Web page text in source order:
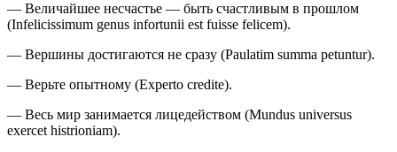
— Величайшее несчастье — быть счастливым в прошлом
(Infelicissimum genus infortunii est fuisse felicem).
— Вершины достигаются не сразу (Paulatim summa petuntur).
— Верьте опытному (Experto credite).
— Весь мир занимается лицедейством (Mundus universus
exercet histrioniam).